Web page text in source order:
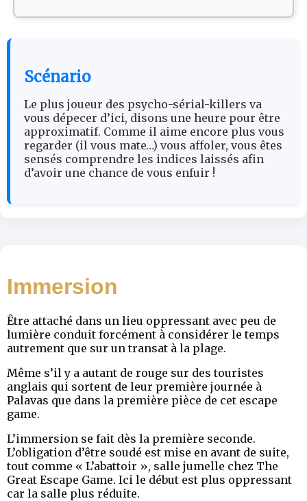
Scénario
Le plus joueur des psycho-sérial-killers va
vous dépecer d’ici, disons une heure pour être
approximatif. Comme il aime encore plus vous
regarder (il vous mate…) vous affoler, vous êtes
sensés comprendre les indices laissés afin
d’avoir une chance de vous enfuir !
Immersion
Être attaché dans un lieu oppressant avec peu de
lumière conduit forcément à considérer le temps
autrement que sur un transat à la plage.
Même s’il y a autant de rouge sur des touristes
anglais qui sortent de leur première journée à
Palavas que dans la première pièce de cet escape
game.
L’immersion se fait dès la première seconde.
L’obligation d’être soudé est mise en avant de suite,
tout comme « L’abattoir », salle jumelle chez The
Great Escape Game. Ici le début est plus oppressant
car la salle plus réduite.